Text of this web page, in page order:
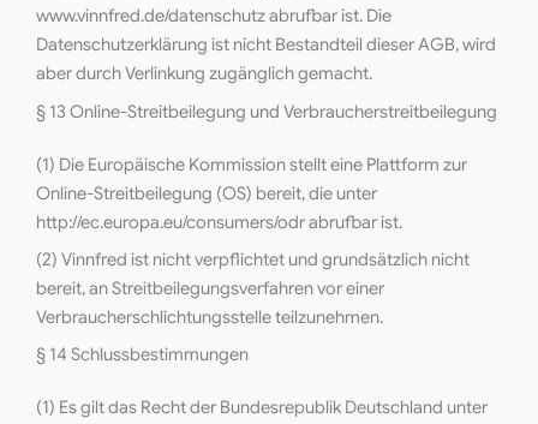
www.vinnfred.de/datenschutz abrufbar ist. Die
Datenschutzerklärung ist nicht Bestandteil dieser AGB, wird
aber durch Verlinkung zugänglich gemacht.
§ 13 Online-Streitbeilegung und Verbraucherstreitbeilegung
(1) Die Europäische Kommission stellt eine Plattform zur
Online-Streitbeilegung (OS) bereit, die unter
http://ec.europa.eu/consumers/odr abrufbar ist.
(2) Vinnfred ist nicht verpflichtet und grundsätzlich nicht
bereit, an Streitbeilegungsverfahren vor einer
Verbraucherschlichtungsstelle teilzunehmen.
§ 14 Schlussbestimmungen
(1) Es gilt das Recht der Bundesrepublik Deutschland unter